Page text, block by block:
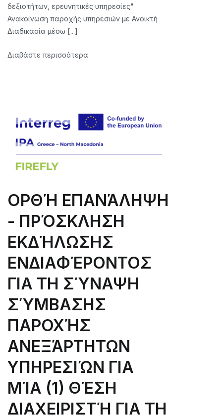
Networking
Services,
Skills
Research
δεξιοτήτων, ερευνητικές υπηρεσίες"
Ανακοίνωση παροχής υπηρεσιών με Ανοικτή
Διαδικασία μέσω [...]
Διαβάστε περισσότερα
ΟΡΘΉ ΕΠΑΝΆΛΗΨΗ
- ΠΡΌΣΚΛΗΣΗ
ΕΚΔΉΛΩΣΗΣ
ΕΝΔΙΑΦΈΡΟΝΤΟΣ
ΓΙΑ ΤΗ ΣΎΝΑΨΗ
ΣΎΜΒΑΣΗΣ
ΠΑΡΟΧΉΣ
ΑΝΕΞΆΡΤΗΤΩΝ
ΥΠΗΡΕΣΙΏΝ ΓΙΑ
ΜΊΑ (1) ΘΈΣΗ
ΔΙΑΧΕΙΡΙΣΤΉ ΓΙΑ ΤΗ